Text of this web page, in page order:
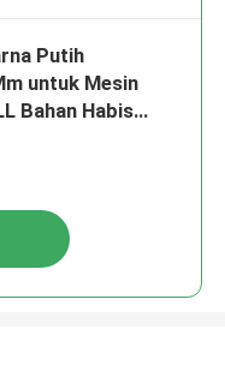
Putih
untuk Mesin
Bahan Habis